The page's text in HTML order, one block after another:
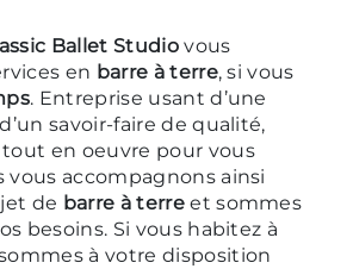
Ballet Studiovous
en barre à terre, si vous
. Entreprise usant d’une
savoir-faire de qualité,
en oeuvre pour vous
vous accompagnons ainsi
de barre à terreet sommes
besoins. Si vous habitez à
à votre disposition